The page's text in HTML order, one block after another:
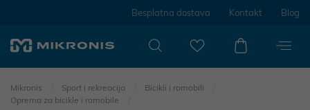
Besplatna dostava Kontakt Blog
Mikronis Sport i rekreacija
Bicikli i romobili
Oprema za bicikle i romobile